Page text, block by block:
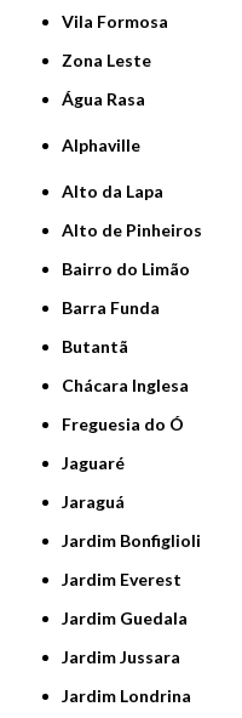
Vila Formosa
Zona Leste
Água Rasa
Alphaville
Alto da Lapa
Alto de Pinheiros
Bairro do Limão
Barra Funda
Butantã
Chácara Inglesa
Freguesia do Ó
Jaguaré
Jaraguá
Jardim Bonfiglioli
Jardim Everest
Jardim Guedala
Jardim Jussara
Jardim Londrina